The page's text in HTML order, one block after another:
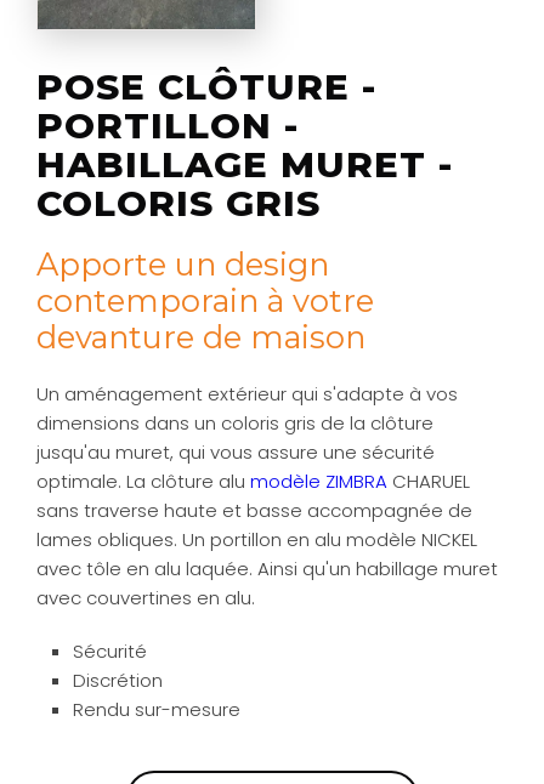
POSE CLÔTURE -
PORTILLON -
HABILLAGE MURET -
COLORIS GRIS
Apporte un design
contemporain à votre
devanture de maison
Un aménagement extérieur qui s'adapte à vos
dimensions dans un coloris gris de la clôture
jusqu'au muret, qui vous assure une sécurité
optimale. La clôture alu modèle ZIMBRA CHARUEL
sans traverse haute et basse accompagnée de
lames obliques. Un portillon en alu modèle NICKEL
avec tôle en alu laquée. Ainsi qu'un habillage muret
avec couvertines en alu.
Sécurité
Discrétion
Rendu sur-mesure